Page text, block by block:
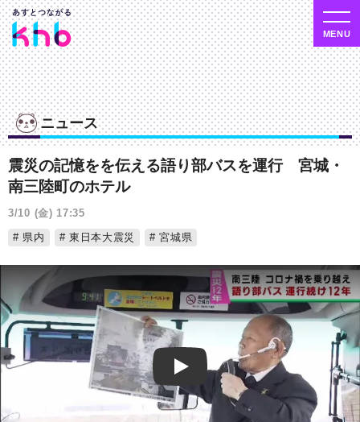
ニュース
震災の記憶をを伝える語り部バスを運行 宮城・
南三陸町のホテル
3/10 (金) 17:35
県内
東日本大震災 宮城県
Play